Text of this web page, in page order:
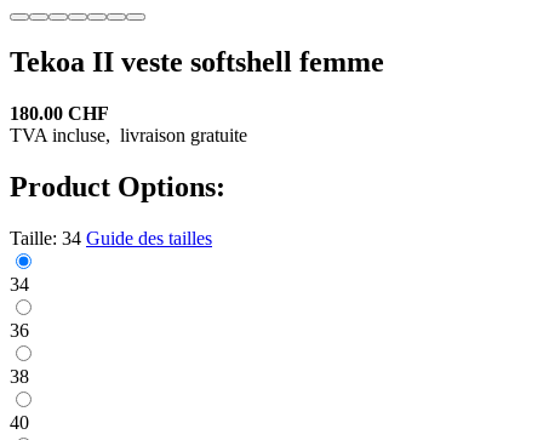
Tekoa II veste softshell femme
180.00 CHF
TVA incluse, livraison gratuite
Product Options:
Taille: 34 Guide des tailles
34
36
38
40